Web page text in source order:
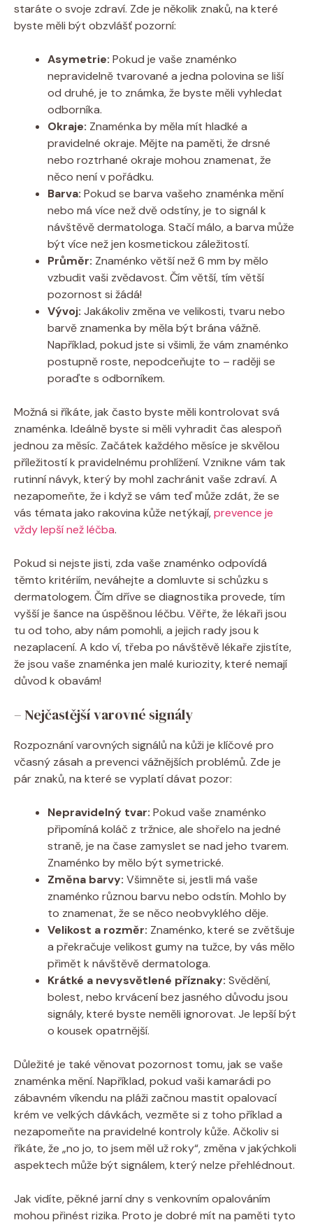
staráte o svoje zdraví. Zde je několik znaků, na které
byste měli být obzvlášť pozorní:
Asymetrie: Pokud je vaše znaménko
nepravidelně tvarované a jedna polovina se liší
od druhé, je to známka, že byste měli vyhledat
odborníka.
Okraje: Znaménka by měla mít hladké a
pravidelné okraje. Mějte na paměti, že drsné
nebo roztrhané okraje mohou znamenat, že
něco není v pořádku.
Barva: Pokud se barva vašeho znaménka mění
nebo má více než dvě odstíny, je to signál k
návštěvě dermatologa. Stačí málo, a barva může
být více než jen kosmetickou záležitostí.
Průměr: Znaménko větší než 6 mm by mělo
vzbudit vaši zvědavost. Čím větší, tím větší
pozornost si žádá!
Vývoj: Jakákoliv změna ve velikosti, tvaru nebo
barvě znamenka by měla být brána vážně.
Například, pokud jste si všimli, že vám znaménko
postupně roste, nepodceňujte to – raději se
poraďte s odborníkem.
Možná si říkáte, jak často byste měli kontrolovat svá
znaménka. Ideálně byste si měli vyhradit čas alespoň
jednou za měsíc. Začátek každého měsíce je skvělou
příležitostí k pravidelnému prohlížení. Vznikne vám tak
rutinní návyk, který by mohl zachránit vaše zdraví. A
nezapomeňte, že i když se vám teď může zdát, že se
vás témata jako rakovina kůže netýkají,prevence je
vždy lepší než léčba.
Pokud si nejste jisti, zda vaše znaménko odpovídá
těmto kritériím, neváhejte a domluvte si schůzku s
dermatologem. Čím dříve se diagnostika provede, tím
vyšší je šance na úspěšnou léčbu. Věřte, že lékaři jsou
tu od toho, aby nám pomohli, a jejich rady jsou k
nezaplacení. A kdo ví, třeba po návštěvě lékaře zjistíte,
že jsou vaše znaménka jen malé kuriozity, které nemají
důvod k obavám!
– Nejčastější varovné signály
Rozpoznání varovných signálů na kůži je klíčové pro
včasný zásah a prevenci vážnějších problémů. Zde je
pár znaků, na které se vyplatí dávat pozor:
Nepravidelný tvar: Pokud vaše znaménko
připomíná koláč z tržnice, ale shořelo na jedné
straně, je na čase zamyslet se nad jeho tvarem.
Znaménko by mělo být symetrické.
Změna barvy: Všimněte si, jestli má vaše
znaménko různou barvu nebo odstín. Mohlo by
to znamenat, že se něco neobvyklého děje.
Velikost a rozměr: Znaménko, které se zvětšuje
a překračuje velikost gumy na tužce, by vás mělo
přimět k návštěvě dermatologa.
Krátké a nevysvětlené příznaky: Svědění,
bolest, nebo krvácení bez jasného důvodu jsou
signály, které byste neměli ignorovat. Je lepší být
o kousek opatrnější.
Důležité je také věnovat pozornost tomu, jak se vaše
znaménka mění. Například, pokud vaši kamarádi po
zábavném víkendu na pláži začnou mastit opalovací
krém ve velkých dávkách, vezměte si z toho příklad a
nezapomeňte na pravidelné kontroly kůže. Ačkoliv si
říkáte, že „no jo, to jsem měl už roky“, změna v jakýchkoli
aspektech může být signálem, který nelze přehlédnout.
Jak vidíte, pěkné jarní dny s venkovním opalováním
mohou přinést rizika. Proto je dobré mít na paměti tyto